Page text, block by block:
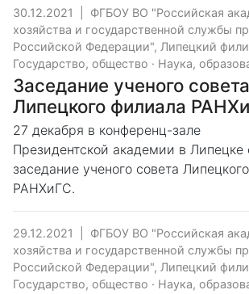
30.12.2021
ФГБОУ ВО "Российская
хозяйства и государственной службы
Российской Федерации", Липецкий
Государство, общество · Наука,
Заседание ученого совета
Липецкого филиала
27 декабря в конференц-зале
Президентской академии в Липецке
заседание ученого совета
РАНХиГС.
29.12.2021
ФГБОУ ВО "Российская
хозяйства и государственной службы
Российской Федерации", Липецкий
Государство, общество · Наука,